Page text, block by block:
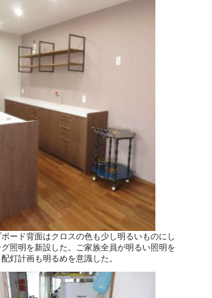
ード背面はクロスの色も少し明るいものにし
照明を新設した。ご家族全員が明るい照明を
灯計画も明るめを意識した。